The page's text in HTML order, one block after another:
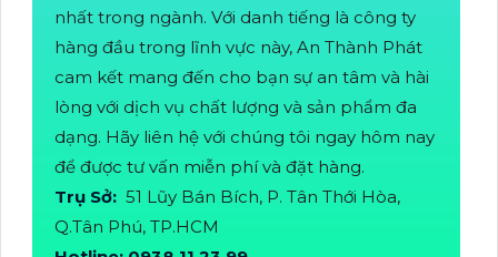
nhất trong ngành. Với danh tiếng là công ty
hàng đầu trong lĩnh vực này, An Thành Phát
cam kết mang đến cho bạn sự an tâm và hài
lòng với dịch vụ chất lượng và sản phẩm đa
dạng. Hãy liên hệ với chúng tôi ngay hôm nay
để được tư vấn miễn phí và đặt hàng.
Trụ Sở: 51 Lũy Bán Bích, P. Tân Thới Hòa,
Q.Tân Phú, TP.HCM